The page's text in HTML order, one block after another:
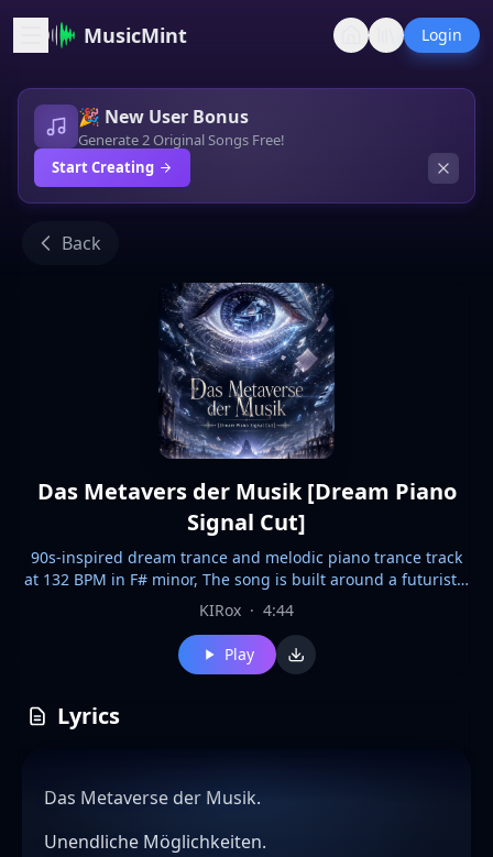
MusicMint Login
🎉 New User Bonus
Generate 2 Original Songs Free!
Start Creating
Back
Das Metavers der Musik [Dream Piano
Signal Cut]
90s-inspired dream trance and melodic piano trance track
at 132 BPM in F# minor, The song is built around a futuristic
German spoken prologue and an emotional piano
interpretation of the 7-note leitmotif F#–A–C#–E–D–C#–A,
The production uses a soft rolling kick, light warm bass
pulse, wide evolving pads, gentle trance plucks, airy arps,
arrangement avoids heavy bass and hard drops, replacing
them with floating dream waves, a wide central breakdown
[FuturisticSpokenPrologue][StorytellersSignal]
[SoftTrancePulse][NoHeavyBass]
KIRox · 4:44
Play
Lyrics
Das Metaverse der Musik.
Unendliche Möglichkeiten.